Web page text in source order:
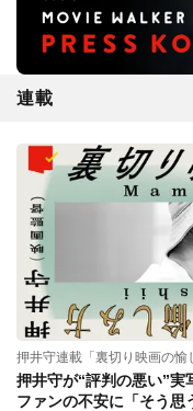
連載
押井守連載「裏切り映画の愉
押井守が“評判の悪い”実
ファンの不安に「そう思